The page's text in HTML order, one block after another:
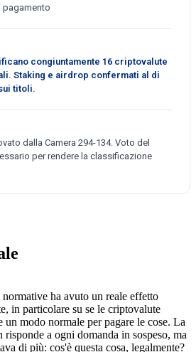
pagamento
congiuntamente 16 criptovalute
Staking e airdrop confermati al di
titoli.
dalla Camera 294-134. Voto del
per rendere la classificazione
ha avuto un reale effetto
in particolare su se le criptovalute
un modo normale per pagare le cose. La
risponde a ogni domanda in sospeso, ma
di più: cos'è questa cosa, legalmente?